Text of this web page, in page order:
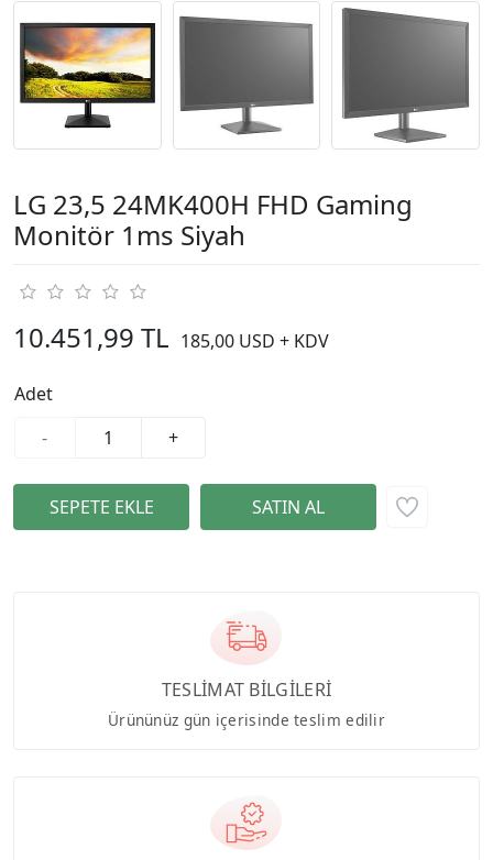
LG 23,5 24MK400H FHD Gaming
Monitör 1ms Siyah
10.451,99 TL 185,00 USD + KDV
Adet
-
+
TESLİMAT BİLGİLERİ
Ürününüz gün içerisinde teslim edilir